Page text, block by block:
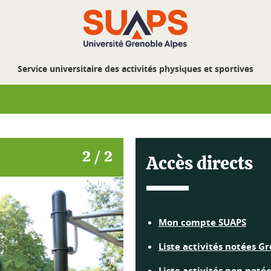
Service universitaire des activités physiques et sportives
2 / 2 Accès directs
Mon compte SUAPS
Liste activités notées